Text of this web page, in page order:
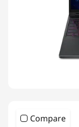
Compare